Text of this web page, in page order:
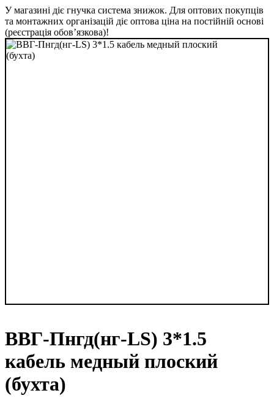
У магазині діє гнучка система знижок. Для оптових покупців
та монтажних організацій діє оптова ціна на постійній основі
(реєстрація обов’язкова)!
ВВГ-Пнгд(нг-LS) 3*1.5
кабель медный плоский
(бухта)